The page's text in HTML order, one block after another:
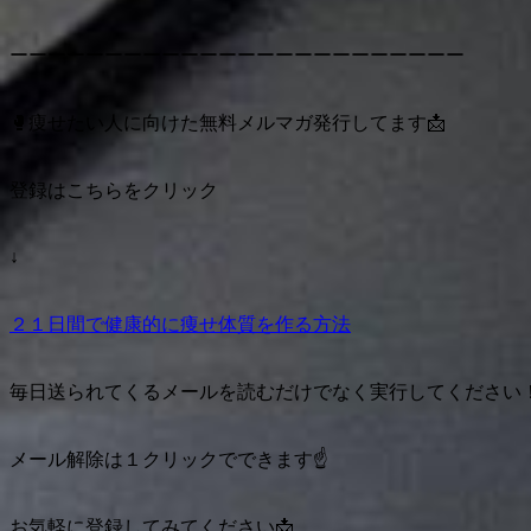
ーーーーーーーーーーーーーーーーーーーーーーーー
🥊痩せたい人に向けた無料メルマガ発行してます📩
登録はこちらをクリック
↓
２１日間で健康的に痩せ体質を作る方法
毎日送られてくるメールを読むだけでなく実行してください
メール解除は１クリックでできます☝️
お気軽に登録してみてください📩